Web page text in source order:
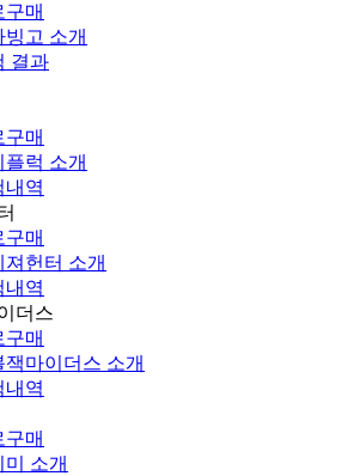
구매
빙고 소개
결과
구매
플럭 소개
내역
구매
져헌터 소개
내역
더스
구매
잭마이더스 소개
내역
구매
미 소개